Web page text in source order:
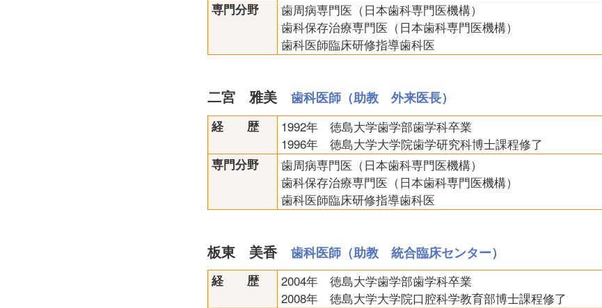
専門分野
歯周病専門医（日本歯科専門医機構）
歯科保存治療専門医（日本歯科専門医機構）
歯科医師臨床研修指導歯科医
二宮 雅美 歯科医師（助教 外来医長）
経 歴
1992年 徳島大学歯学部歯学科卒業
1996年 徳島大学大学院歯学研究科博士課程修了
専門分野
歯周病専門医（日本歯科専門医機構）
歯科保存治療専門医（日本歯科専門医機構）
歯科医師臨床研修指導歯科医
板東 美香 歯科医師（助教 統合臨床センター）
経 歴
2004年 徳島大学歯学部歯学科卒業
2008年 徳島大学大学院口腔科学教育部博士課程修了